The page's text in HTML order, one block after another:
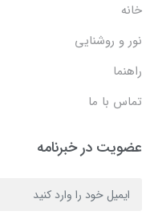
خانه
نور و روشنایی
راهنما
تماس با ما
عضویت در خبرنامه